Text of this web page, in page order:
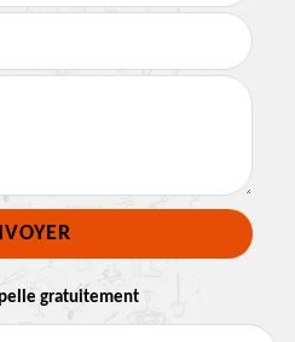
gratuitement